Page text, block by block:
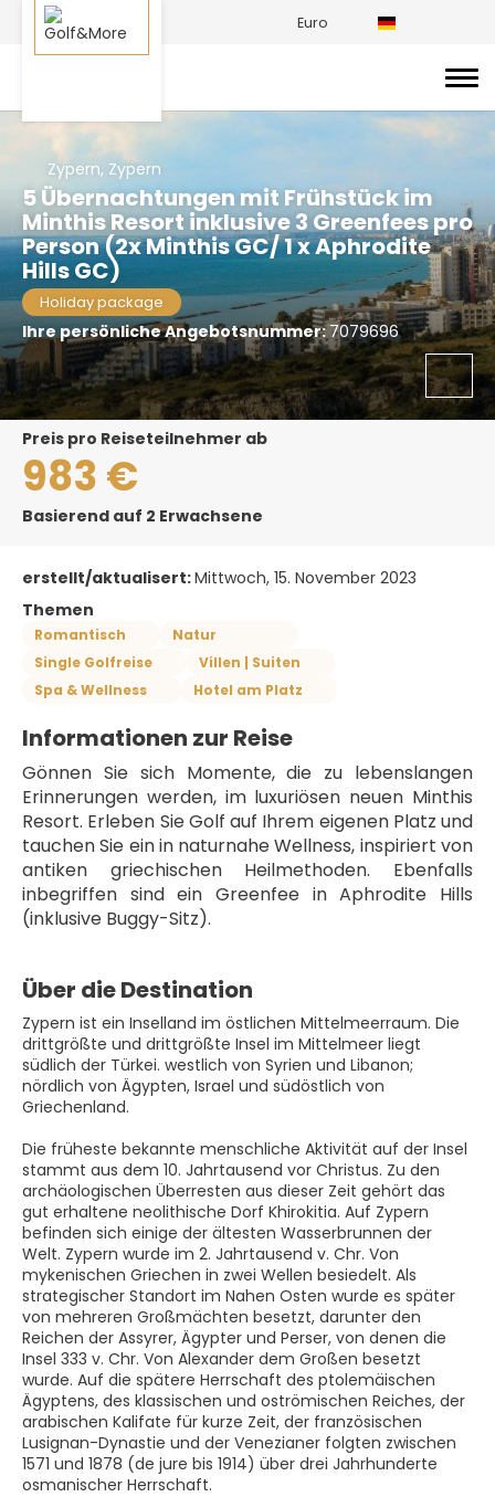
Euro
Zypern, Zypern
5 Übernachtungen mit Frühstück im
Minthis Resort inklusive 3 Greenfees pro
Person (2x Minthis GC/ 1 x Aphrodite
Hills GC)
Holiday package
Ihre persönliche Angebotsnummer:7079696
Preis pro Reiseteilnehmer ab
983 €
Basierend auf 2 Erwachsene
erstellt/aktualisert:Mittwoch, 15. November 2023
Themen
Romantisch
Natur
Single Golfreise
Villen | Suiten
Spa & Wellness
Hotel am Platz
Informationen zur Reise
Gönnen Sie sich Momente, die zu lebenslangen
Erinnerungen werden, im luxuriösen neuen Minthis
Resort. Erleben Sie Golf auf Ihrem eigenen Platz und
tauchen Sie ein in naturnahe Wellness, inspiriert von
antiken griechischen Heilmethoden. Ebenfalls
inbegriffen sind ein Greenfee in Aphrodite Hills
(inklusive Buggy-Sitz).
Über die Destination
Zypern ist ein Inselland im östlichen Mittelmeerraum. Die
drittgrößte und drittgrößte Insel im Mittelmeer liegt
südlich der Türkei. westlich von Syrien und Libanon;
nördlich von Ägypten, Israel und südöstlich von
Griechenland.
Die früheste bekannte menschliche Aktivität auf der Insel
stammt aus dem 10. Jahrtausend vor Christus. Zu den
archäologischen Überresten aus dieser Zeit gehört das
gut erhaltene neolithische Dorf Khirokitia. Auf Zypern
befinden sich einige der ältesten Wasserbrunnen der
Welt. Zypern wurde im 2. Jahrtausend v. Chr. Von
mykenischen Griechen in zwei Wellen besiedelt. Als
strategischer Standort im Nahen Osten wurde es später
von mehreren Großmächten besetzt, darunter den
Reichen der Assyrer, Ägypter und Perser, von denen die
Insel 333 v. Chr. Von Alexander dem Großen besetzt
wurde. Auf die spätere Herrschaft des ptolemäischen
Ägyptens, des klassischen und oströmischen Reiches, der
arabischen Kalifate für kurze Zeit, der französischen
Lusignan-Dynastie und der Venezianer folgten zwischen
1571 und 1878 (de jure bis 1914) über drei Jahrhunderte
osmanischer Herrschaft.